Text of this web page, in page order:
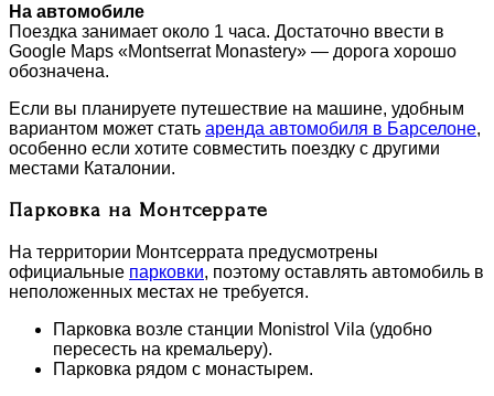
На автомобиле
Поездка занимает около 1 часа. Достаточно ввести в
Google Maps «Montserrat Monastery» — дорога хорошо
обозначена.
Если вы планируете путешествие на машине, удобным
вариантом может стать аренда автомобиля в Барселоне,
особенно если хотите совместить поездку с другими
местами Каталонии.
Парковка на Монтсеррате
На территории Монтсеррата предусмотрены
официальные парковки, поэтому оставлять автомобиль в
неположенных местах не требуется.
Парковка возле станции Monistrol Vila (удобно
пересесть на кремальеру).
Парковка рядом с монастырем.